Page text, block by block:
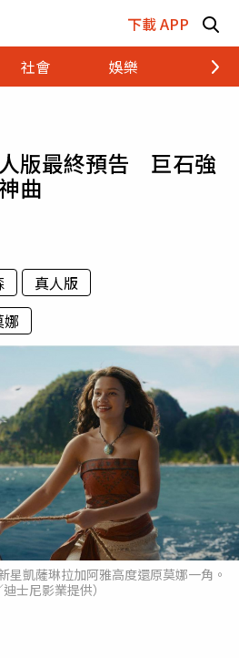
下載 APP
社會 娛樂 財經
人版最終預告 巨石強
曲
真人版
娜
星凱薩琳拉加阿雅高度還原莫娜一角。
迪士尼影業提供）